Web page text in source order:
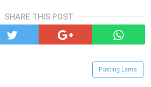
SHARE THIS POST
Posting Lama